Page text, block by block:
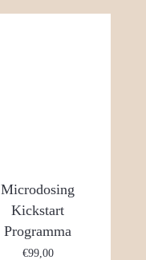
Microdosing
Kickstart
Programma
€99,00